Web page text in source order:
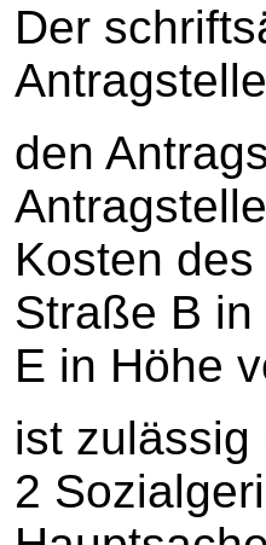
Der
den
Kosten
Straße B
E in Höhe
ist zulässig und begründet. Gemäß § 86b Abs. 2 S. 2 Sozialgerichtsgesetz (SGG) kann das Gericht der Hauptsache auf Antrag eine einstweilige Anordnung zur Regelung eines vorläufigen Zustands in Bezug auf ein streitiges Rechtsverhältnis treffen, wenn eine solche Regelung zur Abwendung wesentlicher Nachteile notwendig erscheint (Regelungsanordnung). Der Erlass einer solchen Anordnung setzt das Bestehen eines Anordnungsanspruchs (d.h. eines materiellen Anspruchs, für den vorläufiger Rechts-schutz begehrt wird) sowie eines Anordnungsgrundes (d.h. der Unzumutbarkeit, bei Abwägung aller betroffenen Interessen die Entscheidung in der Hauptsache abzuwarten) voraus. Anordnungsanspruch und Anordnungsgrund sind glaubhaft zu machen, § 86b Abs. 2 S. 4 SGG i. V. m. §§ 920 Abs. 2, 294 Zivilprozessordnung (ZPO). Eine Tatsache ist dann glaubhaft gemacht, wenn ihr Vorliegen überwiegend wahrscheinlich ist. Die bloße Möglichkeit des Bestehens einer Tatsache reicht noch nicht aus, um die Beweisanforderungen zu erfüllen. Es genügt jedoch, dass diese Möglichkeit unter mehreren relativ am wahrscheinlichsten ist, weil nach der Gesamtwürdigung aller Umstände besonders viel für diese Möglichkeit spricht (vgl. zum Begriff der Glaubhaftmachung: BSG vom 17.04.2013 - B 9 V 1/12 R, BSG vom 08.08.2001 - B 9 V 23/01 B). Die mit einer einstweiligen Anordnung auf die Durchführung einer Maßnahme in der Regel zugleich verbundene Vorwegnahme der Entscheidung in der Hauptsache erfordert darüber hinaus erhöhte Anforderungen an die Glaubhaftmachung des Anordnungsanspruchs und des Anordnungsgrundes, da der einstweilige Rechtsschutz trotz des berechtigten Interesses des Rechtsuchenden an unaufschiebbaren gerichtlichen Entscheidungen nicht zu einer Vorverlagerung der Entscheidung in das Verfahren des vorläufigen Rechtsschutzes führen soll. Erforderlich ist mithin das Vorliegen einer gegenwärtigen und dringenden Notlage, die eine sofortige Entscheidung unumgänglich macht. Eine solche besondere Eilbedürftigkeit, die den Anordnungsgrund kennzeichnet, ist nur zu bejahen, wenn dem Antragsteller bei Versagung des einstweiligen Rechtsschutzes eine erhebliche, über Randbereiche hinausgehende